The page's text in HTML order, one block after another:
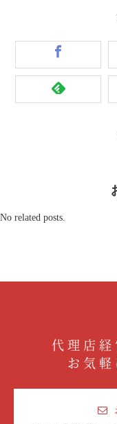
No related posts.
代理店
お気